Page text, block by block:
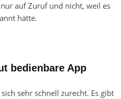
auf Zuruf und nicht, weil es
hätte.
bedienbare App
sehr schnell zurecht. Es gibt